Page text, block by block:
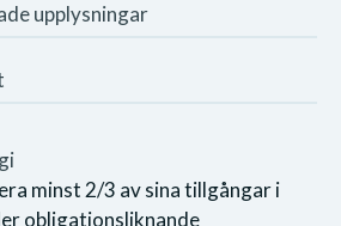
upplysningar
minst 2/3 av sina tillgångar i
obligationsliknande